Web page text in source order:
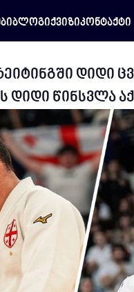
ბლოგიქვიზიკონტაქტი
დიდი
დიდი წინსვლა